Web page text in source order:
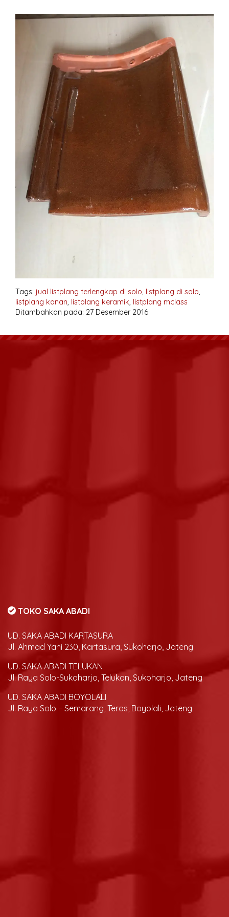
Tags: jual listplang terlengkap di solo, listplang di solo,
listplang kanan, listplang keramik, listplang mclass
Ditambahkan pada: 27 Desember 2016
TOKO SAKA ABADI
UD. SAKA ABADI KARTASURA
Jl. Ahmad Yani 230, Kartasura, Sukoharjo, Jateng
UD. SAKA ABADI TELUKAN
Jl. Raya Solo-Sukoharjo, Telukan, Sukoharjo, Jateng
UD. SAKA ABADI BOYOLALI
Jl. Raya Solo – Semarang, Teras, Boyolali, Jateng